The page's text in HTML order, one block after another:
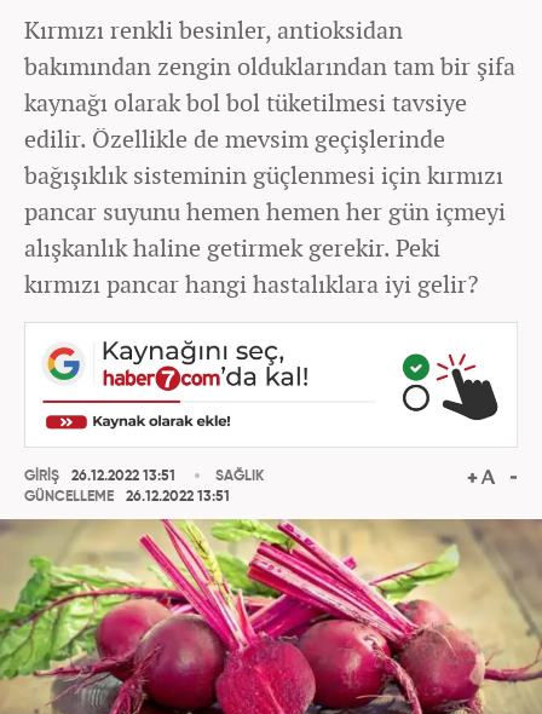
Kırmızı renkli besinler, antioksidan
bakımından zengin olduklarından tam bir şifa
kaynağı olarak bol bol tüketilmesi tavsiye
edilir. Özellikle de mevsim geçişlerinde
bağışıklık sisteminin güçlenmesi için kırmızı
pancar suyunu hemen hemen her gün içmeyi
alışkanlık haline getirmek gerekir. Peki
kırmızı pancar hangi hastalıklara iyi gelir?
GİRİŞ
26.12.2022 13:51
GÜNCELLEME
26.12.2022 13:51
SAĞLIK